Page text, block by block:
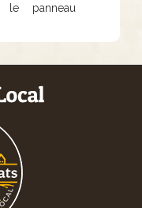
le panneau